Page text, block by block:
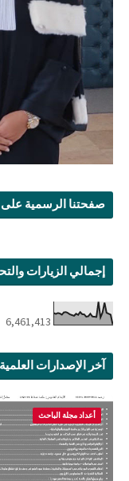
صفحتنا الرسمية
إجمالي الزيارات
6,461,413
آخر الإصدارات
أعداد مجلة الباحث